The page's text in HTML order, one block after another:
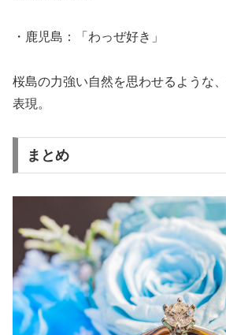
・鹿児島：「わっぜ好き」
桜島の力強い自然を思わせるような
表現。
まとめ